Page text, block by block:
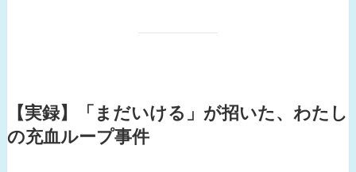
【実録】「まだいける」が招いた、わたし
の充血ループ事件